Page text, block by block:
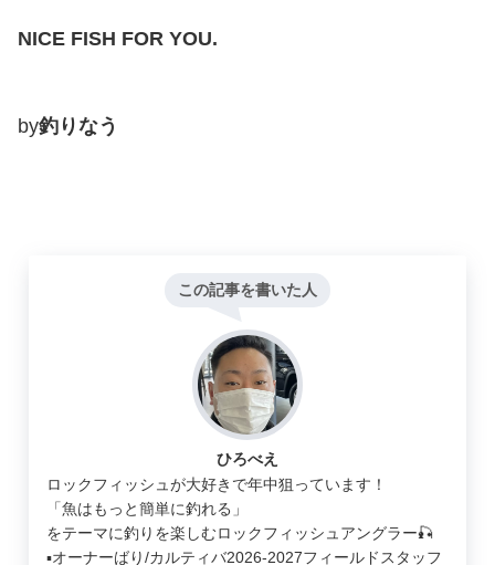
NICE FISH FOR YOU.
by釣りなう
この記事を書いた人
ひろべえ
ロックフィッシュが大好きで年中狙っています！
「魚はもっと簡単に釣れる」
をテーマに釣りを楽しむロックフィッシュアングラー🎣
▪︎オーナーばり/カルティバ2026-2027フィールドスタッフ